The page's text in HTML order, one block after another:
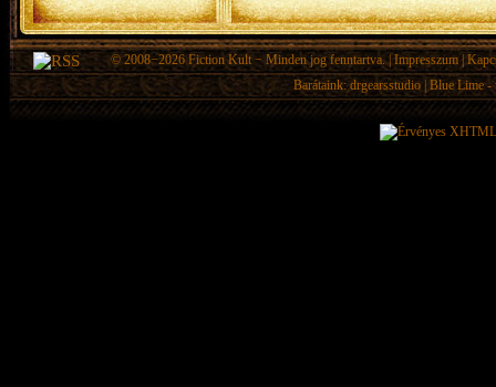
© 2008−2026 Fiction Kult − Minden jog fenntartva. | Impresszum|
Barátaink:drgearsstudio Blue Lime -